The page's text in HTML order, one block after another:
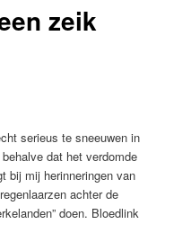
zeik
serieus te sneeuwen in
dat het verdomde
bij mij herinneringen van
achter de
doen. Bloedlink